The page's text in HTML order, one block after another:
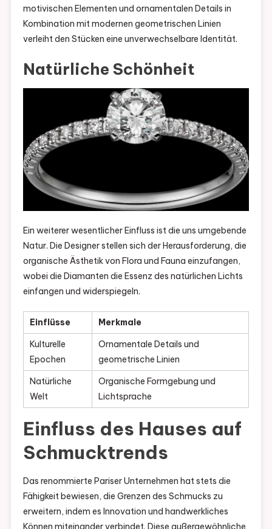
motivischen Elementen und ornamentalen Details in
Kombination mit modernen geometrischen Linien
verleiht den Stücken eine unverwechselbare Identität.
Natürliche Schönheit
Ein weiterer wesentlicher Einfluss ist die uns umgebende
Natur. Die Designer stellen sich der Herausforderung, die
organische Ästhetik von Flora und Fauna einzufangen,
wobei die Diamanten die Essenz des natürlichen Lichts
einfangen und widerspiegeln.
Einflüsse
Merkmale
Kulturelle
Epochen
Ornamentale Details und
geometrische Linien
Natürliche
Welt
Organische Formgebung und
Lichtsprache
Einfluss des Hauses auf
Schmucktrends
Das renommierte Pariser Unternehmen hat stets die
Fähigkeit bewiesen, die Grenzen des Schmucks zu
erweitern, indem es Innovation und handwerkliches
Können miteinander verbindet. Diese außergewöhnliche